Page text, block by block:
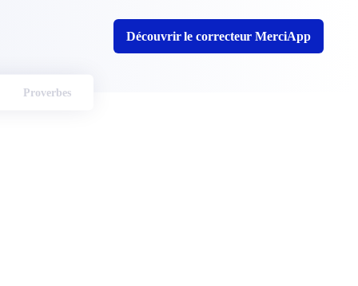
Découvrir le correcteur MerciApp
Proverbes